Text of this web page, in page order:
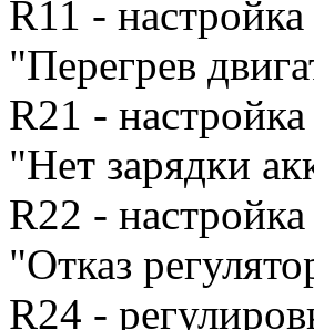
R11 -
"Перегрев
R21 -
"Нет зарядки
R22 -
"Отказ
R24 -